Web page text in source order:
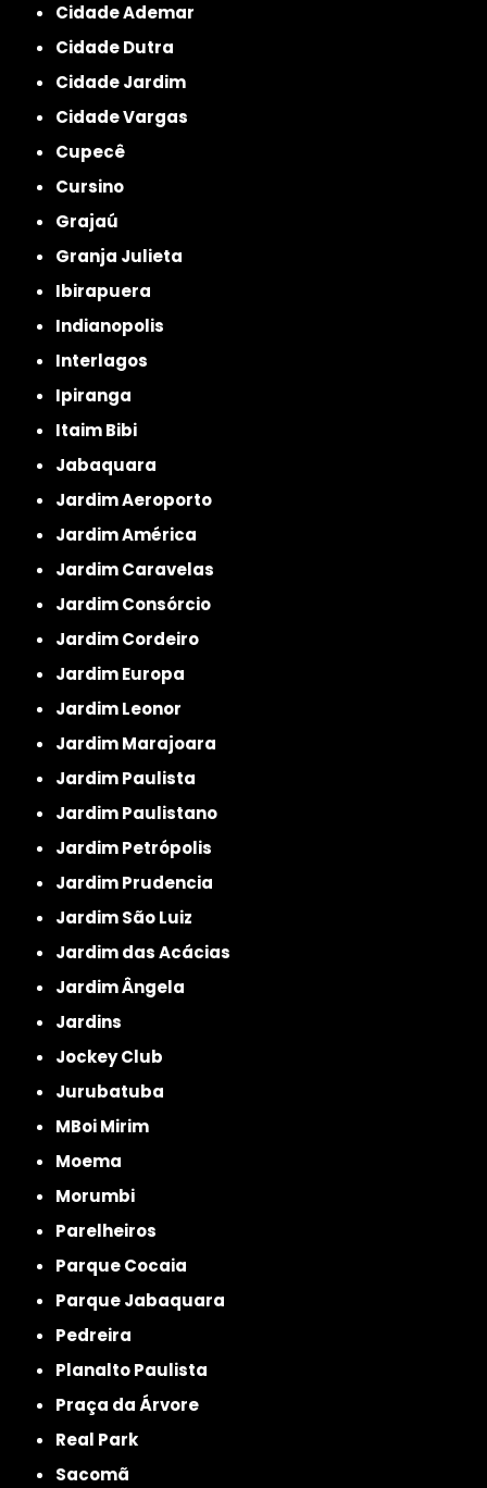
Cidade Ademar
Cidade Dutra
Cidade Jardim
Cidade Vargas
Cupecê
Cursino
Grajaú
Granja Julieta
Ibirapuera
Indianopolis
Interlagos
Ipiranga
Itaim Bibi
Jabaquara
Jardim Aeroporto
Jardim América
Jardim Caravelas
Jardim Consórcio
Jardim Cordeiro
Jardim Europa
Jardim Leonor
Jardim Marajoara
Jardim Paulista
Jardim Paulistano
Jardim Petrópolis
Jardim Prudencia
Jardim São Luiz
Jardim das Acácias
Jardim Ângela
Jardins
Jockey Club
Jurubatuba
MBoi Mirim
Moema
Morumbi
Parelheiros
Parque Cocaia
Parque Jabaquara
Pedreira
Planalto Paulista
Praça da Árvore
Real Park
Sacomã